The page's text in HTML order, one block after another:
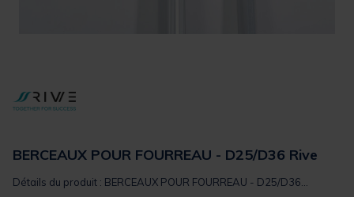
BERCEAUX POUR FOURREAU - D25/D36 Rive
Détails du produit : BERCEAUX POUR FOURREAU - D25/D36...